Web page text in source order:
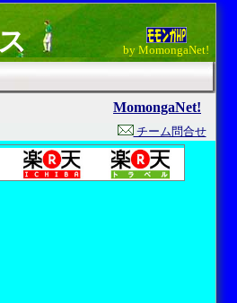
by MomongaNet!
MomongaNet!
チーム問合せ